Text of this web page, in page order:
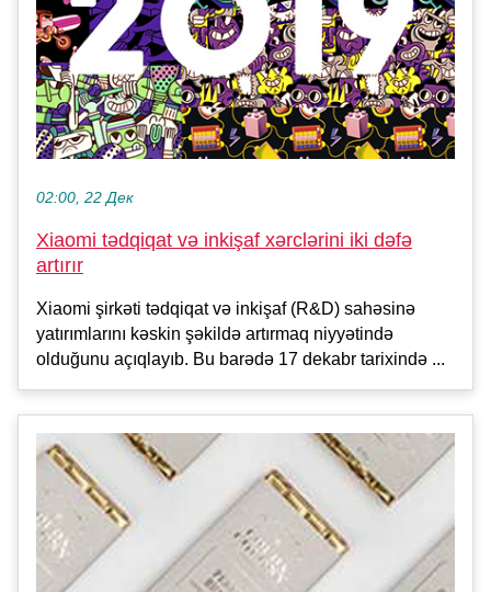
02:00, 22 Дек
Xiaomi tədqiqat və inkişaf xərclərini iki dəfə
artırır
Xiaomi şirkəti tədqiqat və inkişaf (R&D) sahəsinə
yatırımlarını kəskin şəkildə artırmaq niyyətində
olduğunu açıqlayıb. Bu barədə 17 dekabr tarixində ...